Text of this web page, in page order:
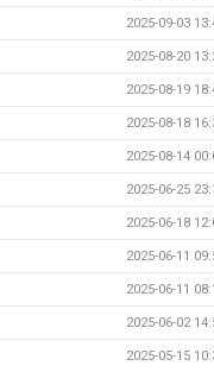
2025-09-03
2025-08-20
2025-08-19
2025-08-18
2025-08-14
2025-06-25
2025-06-18
2025-06-11
2025-06-11
2025-06-02
2025-05-15